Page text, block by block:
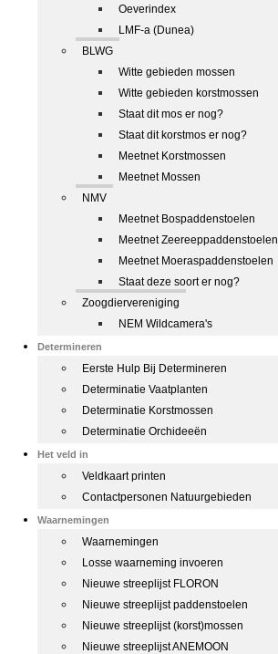
Oeverindex
LMF-a (Dunea)
BLWG
Witte gebieden mossen
Witte gebieden korstmossen
Staat dit mos er nog?
Staat dit korstmos er nog?
Meetnet Korstmossen
Meetnet Mossen
NMV
Meetnet Bospaddenstoelen
Meetnet Zeereeppaddenstoelen
Meetnet Moeraspaddenstoelen
Staat deze soort er nog?
Zoogdiervereniging
NEM Wildcamera's
Determineren
Eerste Hulp Bij Determineren
Determinatie Vaatplanten
Determinatie Korstmossen
Determinatie Orchideeën
Het veld in
Veldkaart printen
Contactpersonen Natuurgebieden
Waarnemingen
Waarnemingen
Losse waarneming invoeren
Nieuwe streeplijst FLORON
Nieuwe streeplijst paddenstoelen
Nieuwe streeplijst (korst)mossen
Nieuwe streeplijst ANEMOON